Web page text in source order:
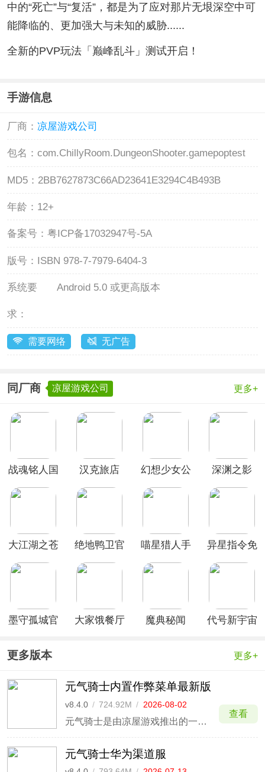
中的“死亡”与“复活”，都是为了应对那片无垠深空中可
能降临的、更加强大与未知的威胁......
全新的PVP玩法「巅峰乱斗」测试开启！
手游信息
厂商： 凉屋游戏公司
包名： com.ChillyRoom.DungeonShooter.gamepoptest
MD5： 2BB7627873C66AD23641E3294C4B493B
年龄： 12+
备案号： 粤ICP备17032947号-5A
版号： ISBN 978-7-7979-6404-3
系统要
求：
Android 5.0 或更高版本
需要网络 无广告
同厂商 凉屋游戏公司 更多+
战魂铭人国
汉克旅店
幻想少女公
深渊之影
大江湖之苍
绝地鸭卫官
喵星猎人手
异星指令免
墨守孤城官
大家饿餐厅
魔典秘闻
代号新宇宙
更多版本 更多+
元气骑士内置作弊菜单最新版
v8.4.0 / 724.92M / 2026-08-02
元气骑士是由凉屋游戏推出的一款肉鸽手游，以2D像素画面为主要风格呈现，以俯视角动作射击为主要玩法，操控玩法简单却不平庸，在其中，玩家能够化身刺客、骑士、女巫等20余位独特的英雄，从海量武器库中选择强力的装备组合，探索如森林、地牢、城堡等一个又一个充满魔幻色彩且危机四伏的场景
查看
元气骑士华为渠道服